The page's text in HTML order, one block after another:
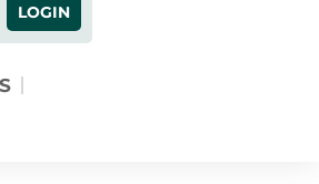
LOGIN